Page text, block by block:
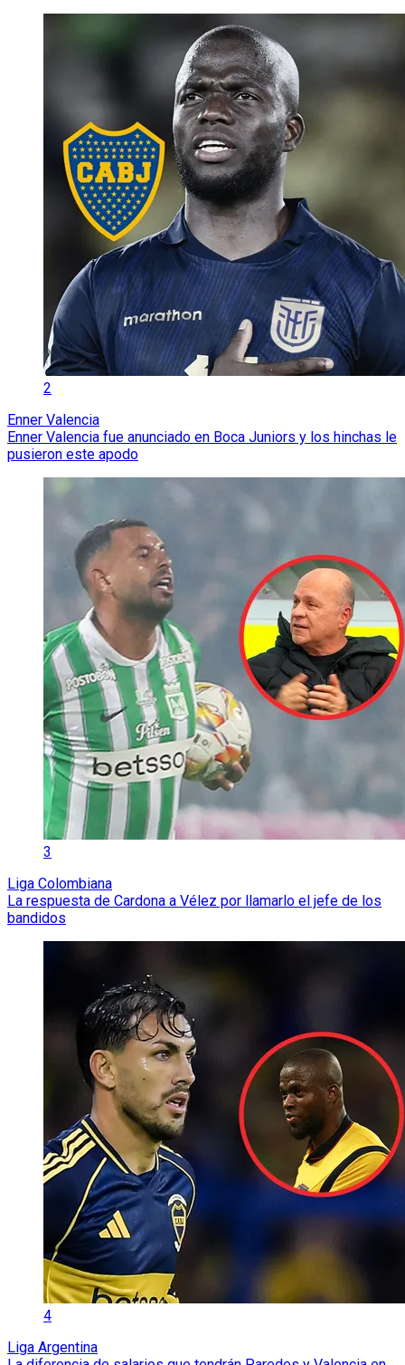
2
Enner Valencia
Enner Valencia fue anunciado en Boca Juniors y los hinchas le
pusieron este apodo
3
Liga Colombiana
La respuesta de Cardona a Vélez por llamarlo el jefe de los
bandidos
4
Liga Argentina